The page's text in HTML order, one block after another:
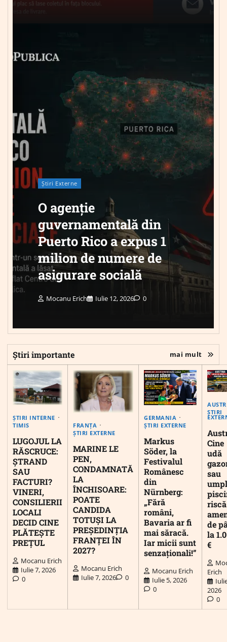
Știri Externe
O agenție
guvernamentală din
Puerto Rico a expus 1
milion de numere de
asigurare socială
Mocanu Erich Iulie 12, 2026 0
Știri importante mai mult
ȘTIRI INTERNE
TIMIS
LUGOJUL LA
RĂSCRUCE:
ȘTRAND
SAU
FACTURI?
VINERI,
CONSILIERII
LOCALI
DECID CINE
PLĂTEȘTE
PREȚUL
Mocanu Erich
Iulie 7, 2026
0
FRANȚA
ȘTIRI EXTERNE
MARINE LE
PEN,
CONDAMNATĂ
LA
ÎNCHISOARE:
POATE
CANDIDA
TOTUȘI LA
PREȘEDINȚIA
FRANȚEI ÎN
2027?
Mocanu Erich
Iulie 7, 2026
0
GERMANIA
ȘTIRI EXTERNE
Markus
Söder, la
Festivalul
Românesc
din
Nürnberg:
„Fără
români,
Bavaria ar fi
mai săracă.
Iar micii sunt
senzaționali!”
Mocanu Erich
Iulie 5, 2026
0
ȘTIRI
Cine
udă
sau
riscă
de
la
€
Erich
2026
0